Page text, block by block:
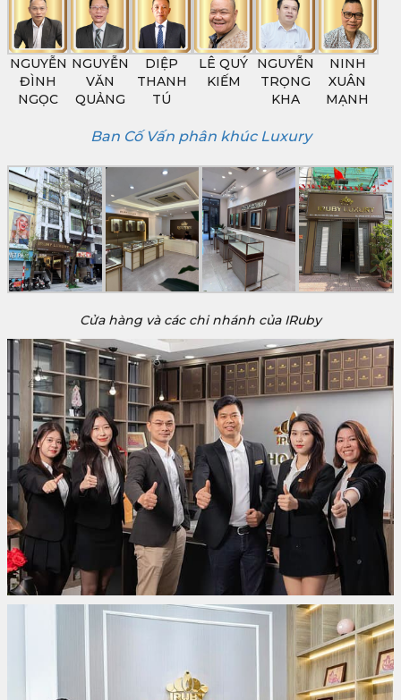
NGUYỄN
ĐÌNH
NGỌC
NGUYỄN
VĂN
QUẢNG
DIỆP
THANH
TÚ
LÊ QUÝ
KIẾM
NGUYỄN
TRỌNG
KHA
NINH
XUÂN
MẠNH
Ban Cố Vấn phân khúc Luxury
Cửa hàng và các chi nhánh của IRuby